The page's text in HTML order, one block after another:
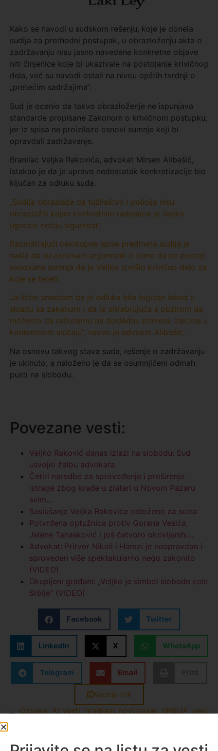
Kako se navodi u sudskom rešenju, koje je donela
sudija za prethodni postupak, u obrazloženju akta o
zadržavanju nisu jasno navedene konkretne objave
niti činjenice koje bi ukazivale na postojanje krivičnog
dela, već su navodi ostali na nivou opštih tvrdnji o
„pretećim sadržajima“.
Sud je ocenio da takvo obrazloženje ne ispunjava
standarde propisane Zakonom o krivičnom postupku,
jer iz spisa ne proizilaze osnovi sumnje koji bi
opravdali zadržavanje.
Branilac Veljka Rakovića, advokat Mirsen Alibašić,
istakao je da je upravo nedostatak konkretizacije bio
ključan za odluku suda.
„Sudija obrazlaže da tužilaštvo i policija nisu
obrazložili kojim konkretnim radnjama je Veljko
ugrozio nečiju sigurnost.
Razmatrajući celokupne spise predmeta sudija je
našla da su osnovani argumenti o tome da ne postoji
osnovana sumnja da je Veljko izvršio krivično delo za
koje se tereti.
Ja lično smatram da je odluka bila logičan ishod u
skladu sa zakonom i da je ohrabrujuća s obzirom da
možemo da računamo na doslednu primenu zakona u
konkretnom slučaju”, naveo je advokat Alibašić.
Na osnovu takvog stava suda, rešenje o zadržavanju
je ukinuto, a naloženo je da se osumnjičeni odmah
pusti na slobodu.
Povezane vesti:
Veljko Raković danas izlazi na slobodu: Sud
usvojio žalbu advokata
Četiri naredbe za sprovođenje i proširenje
istrage zbog krađe u zlatari u Novom Pazaru
svim…
Saslušanje Veljka Rakovića odloženo za sutra
Potvrđena optužnica protiv Gorana Vesića,
Jelene Tanasković i još četvoro okrivljenih:…
Advokat: Pritvor Nikoli i Hamzi je neopravdan i
sproveden više spektakularno nego zakonito
(VIDEO)
Okupljeni građani: „Veljko je simbol slobode cele
Srbije” (VIDEO)
Facebook Twitter
LinkedIn X WhatsApp
Telegram Email
Kopiraj link
Oznake: A1 vesti, gradjani, novi pazar, SRBIJA, vest
Zerina Torbić